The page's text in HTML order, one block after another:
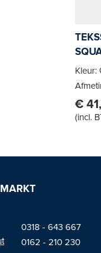
Kleur:
€
(incl.
0318 - 643 667
0162 - 210 230